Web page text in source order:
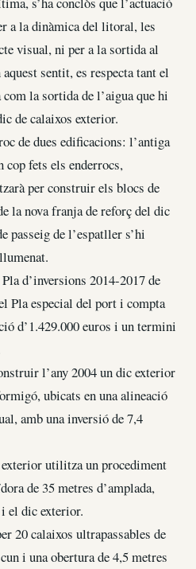
a la dinàmica del litoral, les
visual, ni per a la sortida al
sentit, es respecta tant el
com la sortida de l’aigua que hi
de calaixos exterior.
de dues edificacions: l’antiga
fets els enderrocs,
per construir els blocs de
la nova franja de reforç del dic
passeig de l’espatller s’hi
d’inversions 2014-2017 de
Pla especial del port i compta
d’1.429.000 euros i un termini
l’any 2004 un dic exterior
ubicats en una alineació
amb una inversió de 7,4
utilitza un procediment
de 35 metres d’amplada,
el dic exterior.
20 calaixos ultrapassables de
i una obertura de 4,5 metres